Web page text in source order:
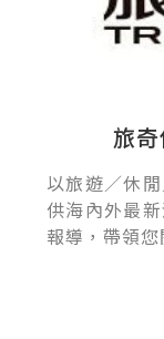
旅
以旅遊／休
供海內外最
報導，帶領